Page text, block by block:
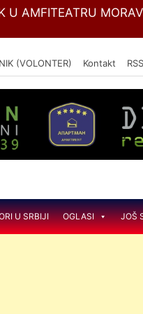
U AMFITEATRU
(VOLONTER) Kontakt RSS
U SRBIJI OGLASI JOŠ